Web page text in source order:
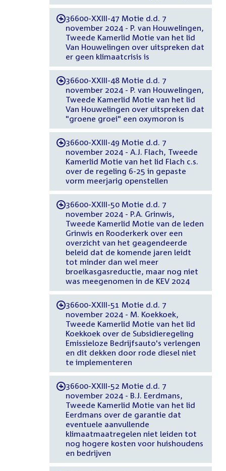
-36600-XXIII-47 Motie d.d. 7
november 2024 - P. van Houwelingen,
Tweede Kamerlid Motie van het lid
Van Houwelingen over uitspreken dat
er geen klimaatcrisis is
-36600-XXIII-48 Motie d.d. 7
november 2024 - P. van Houwelingen,
Tweede Kamerlid Motie van het lid
Van Houwelingen over uitspreken dat
"groene groei" een oxymoron is
-36600-XXIII-49 Motie d.d. 7
november 2024 - A.J. Flach, Tweede
Kamerlid Motie van het lid Flach c.s.
over de regeling 6-25 in gepaste
vorm meerjarig openstellen
-36600-XXIII-50 Motie d.d. 7
november 2024 - P.A. Grinwis,
Tweede Kamerlid Motie van de leden
Grinwis en Rooderkerk over een
overzicht van het geagendeerde
beleid dat de komende jaren leidt
tot minder dan wel meer
broeikasgasreductie, maar nog niet
was meegenomen in de KEV 2024
-36600-XXIII-51 Motie d.d. 7
november 2024 - M. Koekkoek,
Tweede Kamerlid Motie van het lid
Koekkoek over de Subsidieregeling
Emissieloze Bedrijfsauto's verlengen
en dit dekken door rode diesel niet
te implementeren
-36600-XXIII-52 Motie d.d. 7
november 2024 - B.J. Eerdmans,
Tweede Kamerlid Motie van het lid
Eerdmans over de garantie dat
eventuele aanvullende
klimaatmaatregelen niet leiden tot
nog hogere kosten voor huishoudens
en bedrijven